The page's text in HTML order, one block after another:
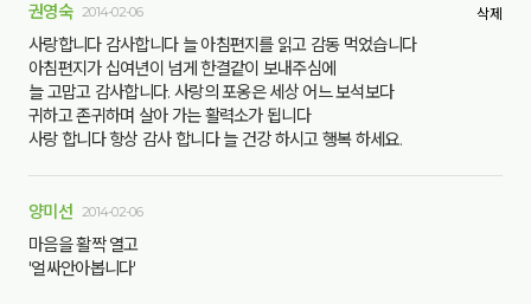
권영숙 2014-02-06 삭제
사랑합니다 감사합니다 늘 아침편지를 읽고 감동 먹었습니다
아침편지가 십여년이 넘게 한결같이 보내주심에
늘 고맙고 감사합니다. 사랑의 포옹은 세상 어느 보석보다
귀하고 존귀하며 살아 가는 활력소가 됩니다
사랑 합니다 항상 감사 합니다 늘 건강 하시고 행복 하세요.
양미선 2014-02-06
마음을 활짝 열고
'얼싸안아봅니다'